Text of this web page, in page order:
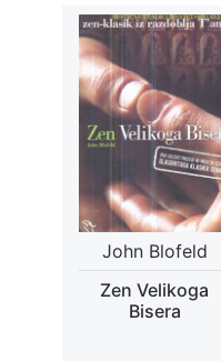
John Blofeld
Zen Velikoga
Bisera